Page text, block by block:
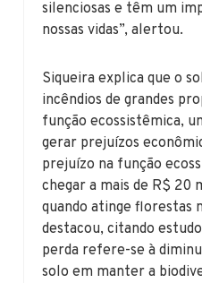
silenciosas e têm um
nossas vidas”, alertou.
Siqueira explica que o
incêndios de grandes
função ecossistêmica,
gerar prejuízos
prejuízo na função
chegar a mais de R$ 20
quando atinge florestas
destacou, citando
perda refere-se à
solo em manter a